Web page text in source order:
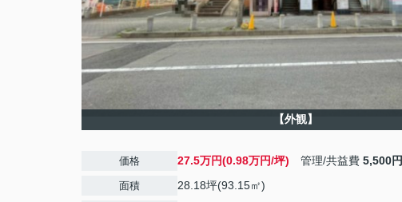
【外観】
価格 27.5万円(0.98万円/坪) 管理/共益費 5,500円
面積 28.18坪(93.15㎡)